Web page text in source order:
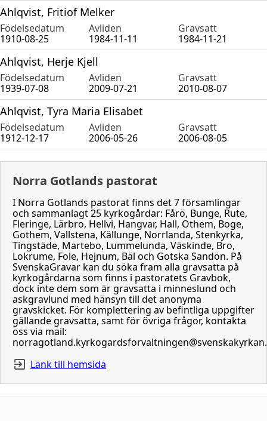
Ahlqvist, Fritiof Melker
Födelsedatum Avliden
Gravsatt
1910-08-25
1984-11-11 1984-11-21
Ahlqvist, Herje Kjell
Födelsedatum Avliden
Gravsatt
1939-07-08
2009-07-21 2010-08-07
Ahlqvist, Tyra Maria Elisabet
Födelsedatum Avliden
Gravsatt
1912-12-17
2006-05-26 2006-08-05
Norra Gotlands pastorat
I Norra Gotlands pastorat finns det 7 församlingar
och sammanlagt 25 kyrkogårdar: Fårö, Bunge, Rute,
Fleringe, Lärbro, Hellvi, Hangvar, Hall, Othem, Boge,
Gothem, Vallstena, Källunge, Norrlanda, Stenkyrka,
Tingstäde, Martebo, Lummelunda, Väskinde, Bro,
Lokrume, Fole, Hejnum, Bäl och Gotska Sandön. På
SvenskaGravar kan du söka fram alla gravsatta på
kyrkogårdarna som finns i pastoratets Gravbok,
dock inte dem som är gravsatta i minneslund och
askgravlund med hänsyn till det anonyma
gravskicket. För komplettering av befintliga uppgifter
gällande gravsatta, samt för övriga frågor, kontakta
oss via mail:
Länk till hemsida